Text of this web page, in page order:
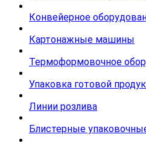
Конвейерное
Картонажные машины
Термоформовочное
Упаковка готовой
Линии розлива
Блистерные